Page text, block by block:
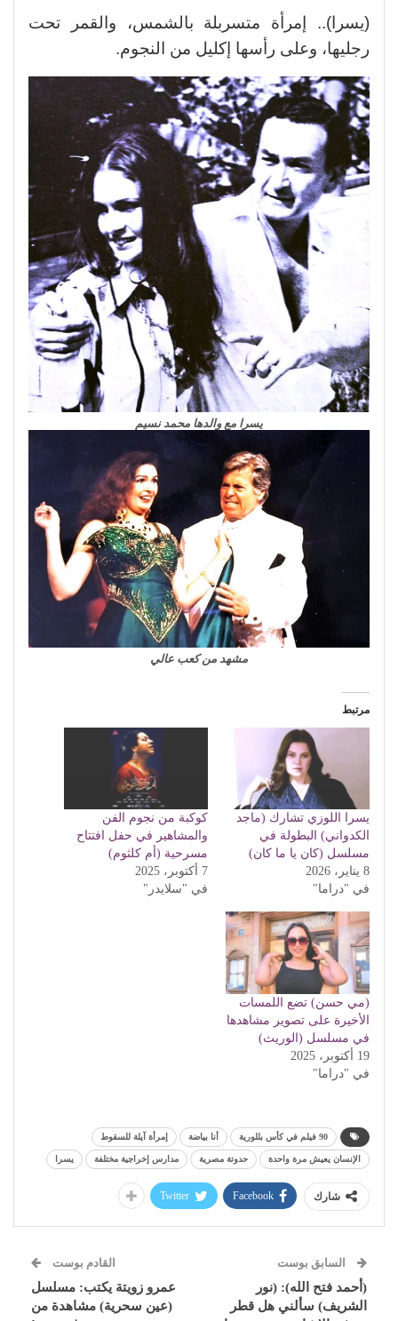
(يسرا).. إمرأة متسربلة بالشمس، والقمر تحت
رجليها، وعلى رأسها إكليل من النجوم.
يسرا مع والدها محمد نسيم
مشهد من كعب عالي
مرتبط
يسرا اللوزي تشارك (ماجد
الكدواني) البطولة في
مسلسل (كان يا ما كان)
8 يناير، 2026
في "دراما"
كوكبة من نجوم الفن
والمشاهير في حفل افتتاح
مسرحية (أم كلثوم)
7 أكتوبر، 2025
في "سلايدر"
(مي حسن) تضع اللمسات
الأخيرة على تصوير مشاهدها
في مسلسل (الوريث)
19 أكتوبر، 2025
في "دراما"
90 فيلم في كأس بللورية أنا بياضة إمرأة آيلة للسقوط
الإنسان يعيش مرة واحدة حدوتة مصرية مدارس إخراجية مختلفة يسرا
شارك Facebook
Twitter
السابق بوست
(أحمد فتح الله): (نور
الشريف) سألني هل قطر
القادم بوست
عمرو زويتة يكتب: مسلسل
(عين سحرية) مشاهدة من